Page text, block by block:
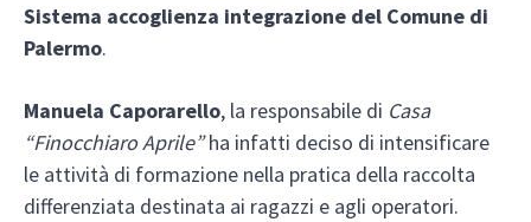
Sistema accoglienza integrazione del Comune di
Palermo.
Manuela Caporarello, la responsabile di Casa
“Finocchiaro Aprile”ha infatti deciso di intensificare
le attività di formazione nella pratica della raccolta
differenziata destinata ai ragazzi e agli operatori.